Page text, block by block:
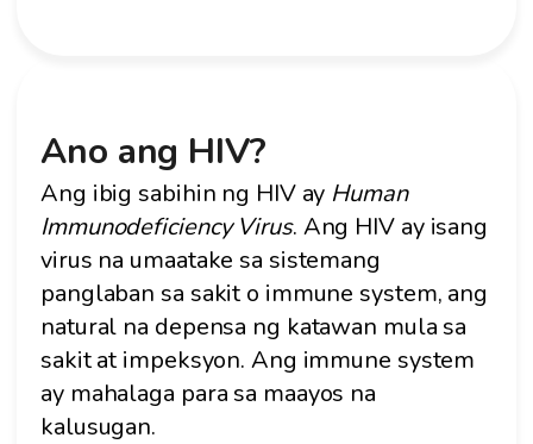
Ano ang HIV?
Ang ibig sabihin ng HIV ay Human
Immunodeficiency Virus. Ang HIV ay isang
virus na umaatake sa sistemang
panglaban sa sakit o immune system, ang
natural na depensa ng katawan mula sa
sakit at impeksyon. Ang immune system
ay mahalaga para sa maayos na
kalusugan.